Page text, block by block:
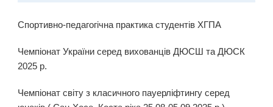
Спортивно-педагогічна практика студентів ХГПА
Чемпіонат України серед вихованців ДЮСШ та ДЮСК
2025 р.
Чемпіонат світу з класичного пауерліфтингу серед